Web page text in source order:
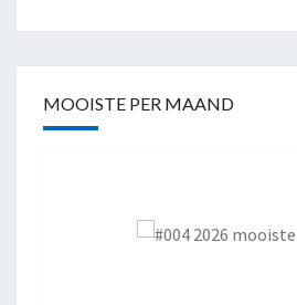
MOOISTE PER MAAND